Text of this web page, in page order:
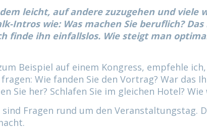
leicht, auf andere zuzugehen und viele
Intros wie: Was machen Sie beruflich?
finde ihn einfallslos. Wie steigt man
Beispiel auf einem Kongress, empfehle
Wie fanden Sie den Vortrag? War das
Sie her? Schlafen Sie im gleichen Hotel?
sind Fragen rund um den Veranstaltungstag.